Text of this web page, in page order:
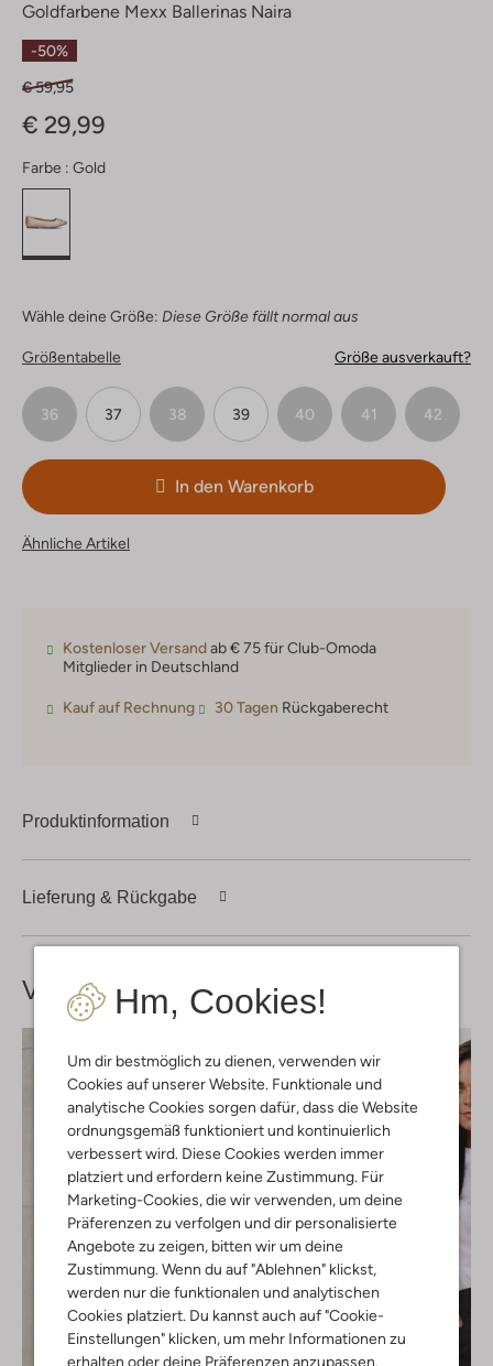
Hm, Cookies!
Um dir bestmöglich zu dienen, verwenden wir
Cookies auf unserer Website. Funktionale und
analytische Cookies sorgen dafür, dass die Website
ordnungsgemäß funktioniert und kontinuierlich
verbessert wird. Diese Cookies werden immer
platziert und erfordern keine Zustimmung. Für
Marketing-Cookies, die wir verwenden, um deine
Präferenzen zu verfolgen und dir personalisierte
Angebote zu zeigen, bitten wir um deine
Zustimmung. Wenn du auf "Ablehnen" klickst,
werden nur die funktionalen und analytischen
Cookies platziert. Du kannst auch auf "Cookie-
Einstellungen" klicken, um mehr Informationen zu
erhalten oder deine Präferenzen anzupassen.
Goldfarbene Mexx Ballerinas Naira
-50%
€ 59,95
€ 29,99
Farbe : Gold
Wähle deine Größe: Diese Größe fällt normal aus
Größentabelle Größe ausverkauft?
36 37 38 39 40 41 42
In den Warenkorb
Ähnliche Artikel
Kostenloser Versandab € 75 für Club-Omoda
Mitglieder in Deutschland
Kauf auf Rechnung 30 Tagen Rückgaberecht
Produktinformation
Lieferung & Rückgabe
Vervollständige deinenLook